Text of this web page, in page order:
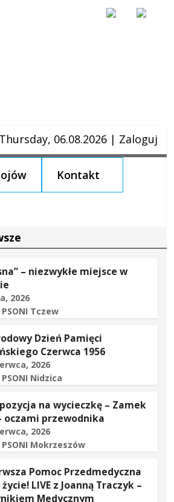
Thursday, 06.08.2026 | Zaloguj
Kontakt
– niezwykłe miejsce w
2026
Tczew
Dzień Pamięci
Czerwca 1956
2026
Nidzica
na wycieczkę – Zamek
oczami przewodnika
2026
Mokrzeszów
Pomoc Przedmedyczna
LIVE z Joanną Traczyk –
Medycznym